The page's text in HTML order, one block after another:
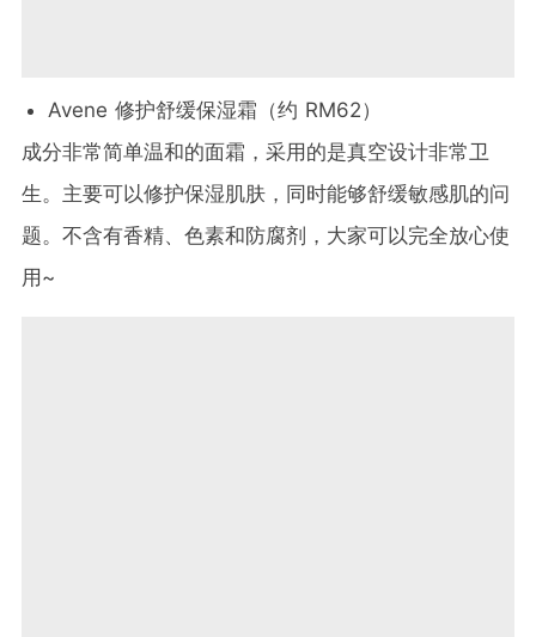
Avene 修护舒缓保湿霜（约 RM62）
成分非常简单温和的面霜，采用的是真空设计非常卫
生。主要可以修护保湿肌肤，同时能够舒缓敏感肌的问
题。不含有香精、色素和防腐剂，大家可以完全放心使
用~